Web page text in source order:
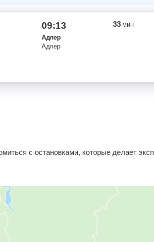
09:13
Адлер
Адлер
33 мин
с остановками, которые делает